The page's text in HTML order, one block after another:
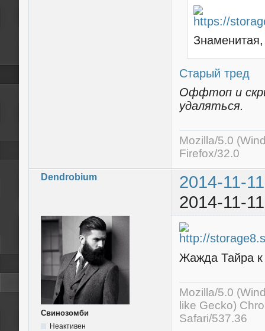
Старый тред
Оффтоп и
удаляться.
Mozilla/5.0
Firefox/32.0
Dendrobium
2014-11-
2014-11-
Свинозомби
Неактивен
Жажда Тайра
Mozilla/5.0
like Gecko)
Safari/537.36